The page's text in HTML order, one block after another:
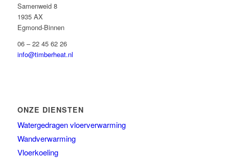
Samenweid 8
1935 AX
Egmond-Binnen
06 – 22 45 62 26
info@timberheat.nl
ONZE DIENSTEN
Watergedragen vloerverwarming
Wandverwarming
Vloerkoeling